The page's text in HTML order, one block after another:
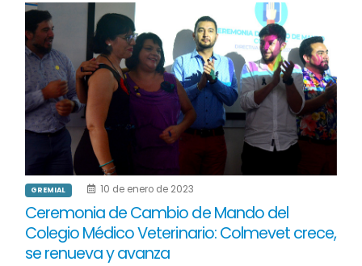
GREMIAL 10 de enero de 2023
Ceremonia de Cambio de Mando del
Colegio Médico Veterinario: Colmevet crece,
se renueva y avanza